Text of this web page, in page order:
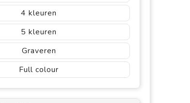
4
5
Graveren
Full colour